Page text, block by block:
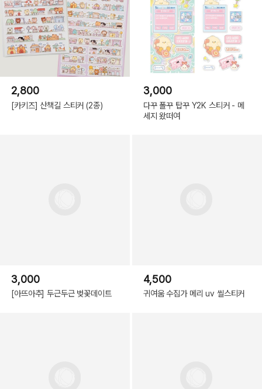
2,800
[카키즈] 산책길 스티커 (2종)
3,000
다꾸 폴꾸 탑꾸 Y2K 스티커 - 메
세지 왔떠여
3,000
[아뜨아추] 두근두근 벚꽃데이트
4,500
귀여움 수집가 메리 uv 씰스티커